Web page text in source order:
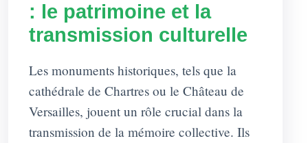
: le patrimoine et la
transmission culturelle
Les monuments historiques, tels que la
cathédrale de Chartres ou le Château de
Versailles, jouent un rôle crucial dans la
transmission de la mémoire collective. Ils